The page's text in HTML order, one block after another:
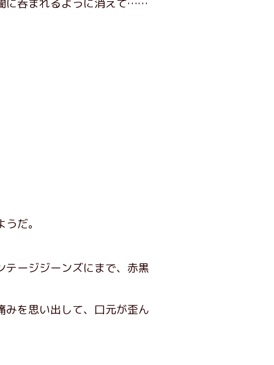
に呑まれるように消えて……
だ。
ージジーンズにまで、赤黒
を思い出して、口元が歪ん